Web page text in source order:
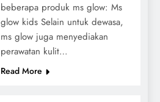
beberapa produk ms glow: Ms
glow kids Selain untuk dewasa,
ms glow juga menyediakan
perawatan kulit…
Read More